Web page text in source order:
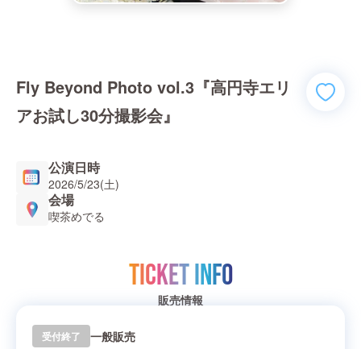
Fly Beyond Photo vol.3『高円寺エリ
アお試し30分撮影会』
公演日時
2026/5/23(土)
会場
喫茶めでる
TICKET INFO
販売情報
受付終了 一般販売